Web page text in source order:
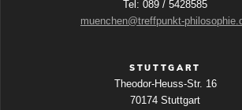
Tel: 089 / 5428585
muenchen@treffpunkt-
STUTTGART
Theodor-Heuss-Str. 16
70174 Stuttgart